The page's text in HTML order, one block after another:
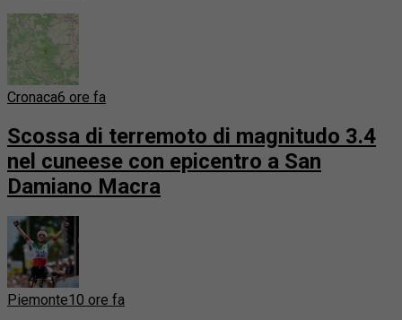
Cronaca6 ore fa
Scossa di terremoto di magnitudo 3.4
nel cuneese con epicentro a San
Damiano Macra
Piemonte10 ore fa